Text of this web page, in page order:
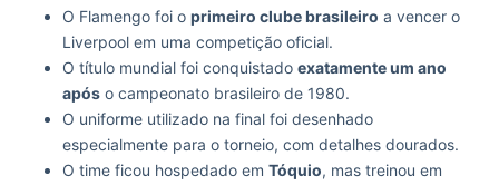
O Flamengo foi o primeiro clube brasileiro a vencer o
Liverpool em uma competição oficial.
O título mundial foi conquistado exatamente um ano
após o campeonato brasileiro de 1980.
O uniforme utilizado na final foi desenhado
especialmente para o torneio, com detalhes dourados.
O time ficou hospedado em Tóquio, mas treinou em